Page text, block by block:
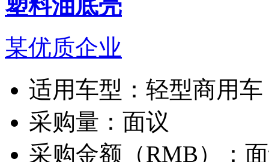
塑料油底壳
某优质企业
适用车型： 轻型商用车
采购量： 面议
采购金额（RMB）：